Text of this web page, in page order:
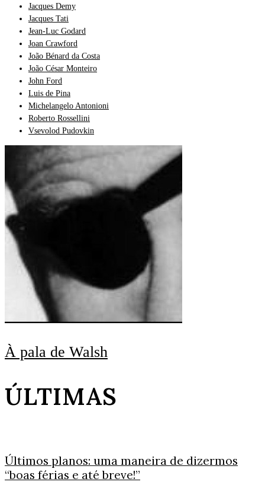
Jacques Demy
Jacques Tati
Jean-Luc Godard
Joan Crawford
João Bénard da Costa
João César Monteiro
John Ford
Luis de Pina
Michelangelo Antonioni
Roberto Rossellini
Vsevolod Pudovkin
À pala de Walsh
ÚLTIMAS
Últimos planos: uma maneira de dizermos
“boas férias e até breve!”